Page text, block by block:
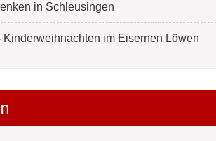
in Schleusingen
Kinderweihnachten im Eisernen Löwen